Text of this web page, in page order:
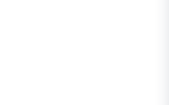
Kommune